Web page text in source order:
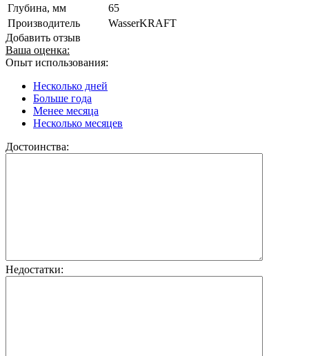
Глубина, мм
65
Производитель
WasserKRAFT
Добавить отзыв
Ваша оценка:
Опыт использования:
Несколько дней
Больше года
Менее месяца
Несколько месяцев
Достоинства:
Недостатки: